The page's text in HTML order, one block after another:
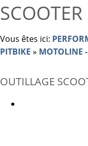
Vous êtes ici:
PITBIKE » MOTOLINE
OUTILLAGE